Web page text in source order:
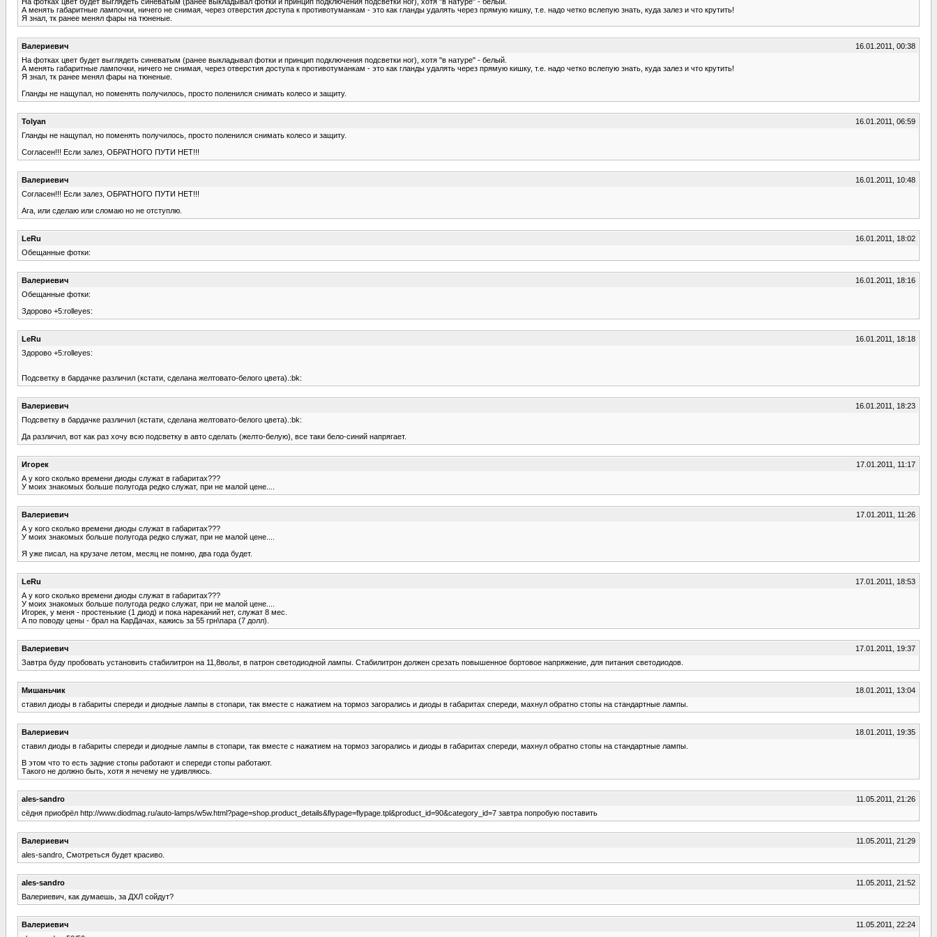
А менять габаритные лампочки, ничего не снимая, через отверстия доступа к противотуманкам - это как гланды удалять через прямую кишку, т.е. надо четко вслепую знать, куда залез и что крутить!
Я знал, тк ранее менял фары на тюненые.
Валериевич
16.01.2011, 00:38
На фотках цвет будет выглядеть синеватым (ранее выкладывал фотки и принцип подключения подсветки ног), хотя "в натуре" - белый.
А менять габаритные лампочки, ничего не снимая, через отверстия доступа к противотуманкам - это как гланды удалять через прямую кишку, т.е. надо четко вслепую знать, куда залез и что крутить!
Я знал, тк ранее менял фары на тюненые.
Гланды не нащупал, но поменять получилось, просто поленился снимать колесо и защиту.
Tolyan
16.01.2011, 06:59
Гланды не нащупал, но поменять получилось, просто поленился снимать колесо и защиту.
Согласен!!! Если залез, ОБРАТНОГО ПУТИ НЕТ!!!
Валериевич
16.01.2011, 10:48
Согласен!!! Если залез, ОБРАТНОГО ПУТИ НЕТ!!!
Ага, или сделаю или сломаю но не отступлю.
LeRu
16.01.2011, 18:02
Обещанные фотки:
Валериевич
16.01.2011, 18:16
Обещанные фотки:
Здорово +5:rolleyes:
LeRu
16.01.2011, 18:18
Здорово +5:rolleyes:
Подсветку в бардачке различил (кстати, сделана желтовато-белого цвета).:bk:
Валериевич
16.01.2011, 18:23
Подсветку в бардачке различил (кстати, сделана желтовато-белого цвета).:bk:
Да различил, вот как раз хочу всю подсветку в авто сделать (желто-белую), все таки бело-синий напрягает.
Игорек
17.01.2011, 11:17
А у кого сколько времени диоды служат в габаритах???
У моих знакомых больше полугода редко служат, при не малой цене....
Валериевич
17.01.2011, 11:26
А у кого сколько времени диоды служат в габаритах???
У моих знакомых больше полугода редко служат, при не малой цене....
Я уже писал, на крузаче летом, месяц не помню, два года будет.
LeRu
17.01.2011, 18:53
А у кого сколько времени диоды служат в габаритах???
У моих знакомых больше полугода редко служат, при не малой цене....
Игорек, у меня - простенькие (1 диод) и пока нареканий нет, служат 8 мес.
А по поводу цены - брал на КарДачах, кажись за 55 грн\пара (7 долл).
Валериевич
17.01.2011, 19:37
Завтра буду пробовать установить стабилитрон на 11,8вольт, в патрон светодиодной лампы. Стабилитрон должен срезать повышенное бортовое напряжение, для питания светодиодов.
Мишаньчик
18.01.2011, 13:04
ставил диоды в габариты спереди и диодные лампы в стопари, так вместе с нажатием на тормоз загорались и диоды в габаритах спереди, махнул обратно стопы на стандартные лампы.
Валериевич
18.01.2011, 19:35
ставил диоды в габариты спереди и диодные лампы в стопари, так вместе с нажатием на тормоз загорались и диоды в габаритах спереди, махнул обратно стопы на стандартные лампы.
В этом что то есть задние стопы работают и спереди стопы работают.
Такого не должно быть, хотя я нечему не удивляюсь.
ales-sandro
11.05.2011, 21:26
сёдня приобрёл http://www.diodmag.ru/auto-lamps/w5w.html?page=shop.product_details&flypage=flypage.tpl&product_id=90&category_id=7 завтра попробую поставить
Валериевич
11.05.2011, 21:29
ales-sandro, Смотреться будет красиво.
ales-sandro
11.05.2011, 21:52
Валериевич, как думаешь, за ДХЛ сойдут?
Валериевич
11.05.2011, 22:24